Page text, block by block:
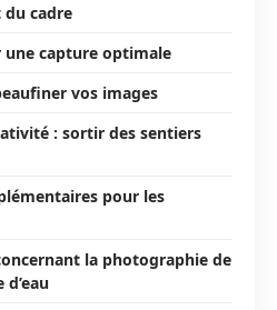
du cadre
capture optimale
vos images
: sortir des sentiers
pour les
la photographie de